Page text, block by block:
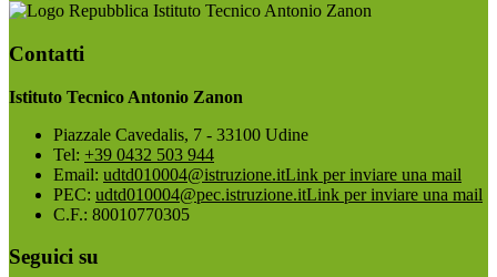
Istituto Tecnico Antonio Zanon
Contatti
Istituto Tecnico Antonio Zanon
Piazzale Cavedalis, 7 - 33100 Udine
Tel: +39 0432 503 944
Email: udtd010004@istruzione.itLink per inviare una mail
PEC: udtd010004@pec.istruzione.itLink per inviare una mail
C.F.: 80010770305
Seguici su